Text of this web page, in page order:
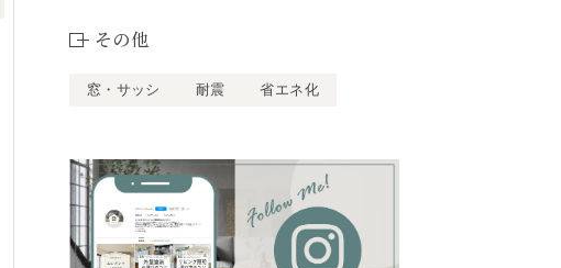
その他
窓・サッシ 耐震 省エネ化